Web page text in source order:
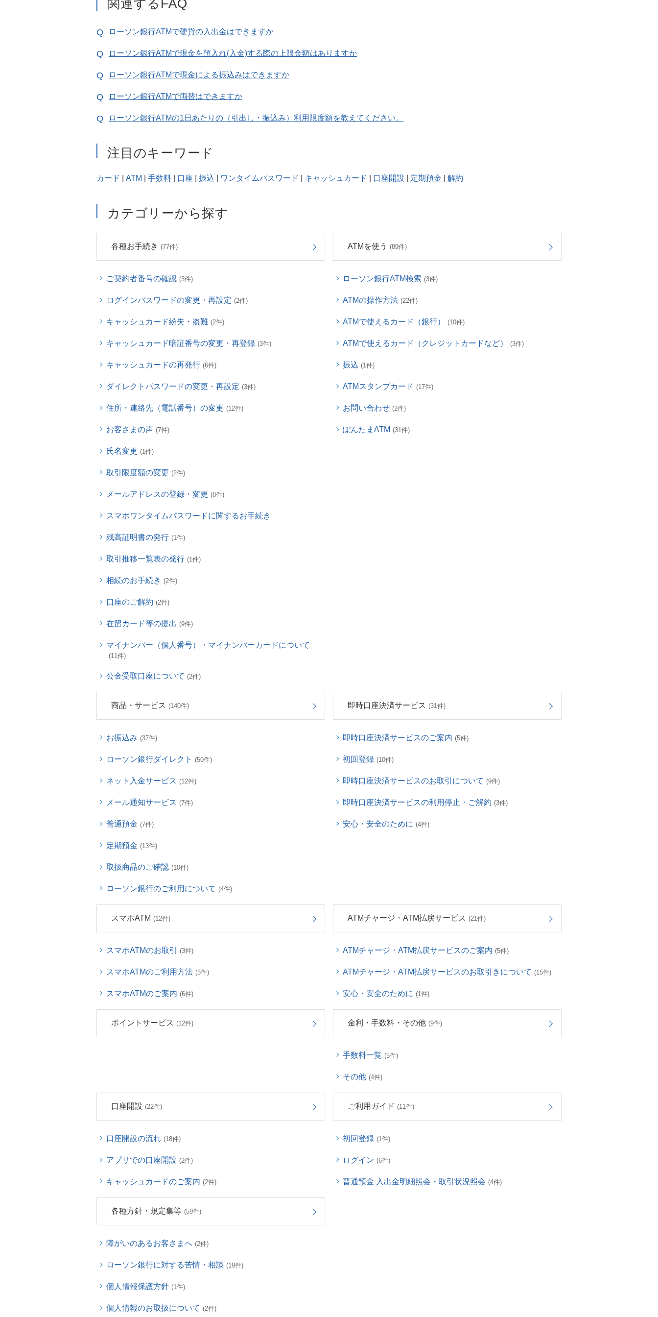
関連するFAQ
ローソン銀行ATMで硬貨の入出金はできますか
ローソン銀行ATMで現金を預入れ(入金)する際の上限金額はありますか
ローソン銀行ATMで現金による振込みはできますか
ローソン銀行ATMで両替はできますか
ローソン銀行ATMの1日あたりの（引出し・振込み）利用限度額を教えてください。
注目のキーワード
カード ATM 手数料 口座 振込 ワンタイムパスワード キャッシュカード 口座開設 定期預金 解約
カテゴリーから探す
各種お手続き (77件)
ご契約者番号の確認 (3件)
ログインパスワードの変更・再設定 (2件)
キャッシュカード紛失・盗難 (2件)
キャッシュカード暗証番号の変更・再登録 (3件)
キャッシュカードの再発行 (6件)
ダイレクトパスワードの変更・再設定 (3件)
住所・連絡先（電話番号）の変更 (12件)
お客さまの声 (7件)
氏名変更 (1件)
取引限度額の変更 (2件)
メールアドレスの登録・変更 (8件)
スマホワンタイムパスワードに関するお手続き
残高証明書の発行 (1件)
取引推移一覧表の発行 (1件)
相続のお手続き (2件)
口座のご解約 (2件)
在留カード等の提出 (9件)
マイナンバー（個人番号）・マイナンバーカードについて
(11件)
公金受取口座について (2件)
ATMを使う (89件)
ローソン銀行ATM検索 (3件)
ATMの操作方法 (22件)
ATMで使えるカード（銀行） (10件)
ATMで使えるカード（クレジットカードなど） (3件)
振込 (1件)
ATMスタンプカード (17件)
お問い合わせ (2件)
ぽんたまATM (31件)
商品・サービス (140件)
お振込み (37件)
ローソン銀行ダイレクト (50件)
ネット入金サービス (12件)
メール通知サービス (7件)
普通預金 (7件)
定期預金 (13件)
取扱商品のご確認 (10件)
ローソン銀行のご利用について (4件)
即時口座決済サービス (31件)
即時口座決済サービスのご案内 (5件)
初回登録 (10件)
即時口座決済サービスのお取引について (9件)
即時口座決済サービスの利用停止・ご解約 (3件)
安心・安全のために (4件)
スマホATM (12件)
スマホATMのお取引 (3件)
スマホATMのご利用方法 (3件)
スマホATMのご案内 (6件)
ATMチャージ・ATM払戻サービス (21件)
ATMチャージ・ATM払戻サービスのご案内 (5件)
ATMチャージ・ATM払戻サービスのお取引きについて (15件)
安心・安全のために (1件)
ポイントサービス (12件) 金利・手数料・その他 (9件)
手数料一覧 (5件)
その他 (4件)
口座開設 (22件)
口座開設の流れ (18件)
アプリでの口座開設 (2件)
キャッシュカードのご案内 (2件)
ご利用ガイド (11件)
初回登録 (1件)
ログイン (6件)
普通預金 入出金明細照会・取引状況照会 (4件)
各種方針・規定集等 (59件)
障がいのあるお客さまへ (2件)
ローソン銀行に対する苦情・相談 (19件)
個人情報保護方針 (1件)
個人情報のお取扱について (2件)